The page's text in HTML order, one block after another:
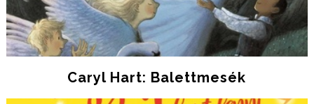
Caryl Hart: Balettmesék